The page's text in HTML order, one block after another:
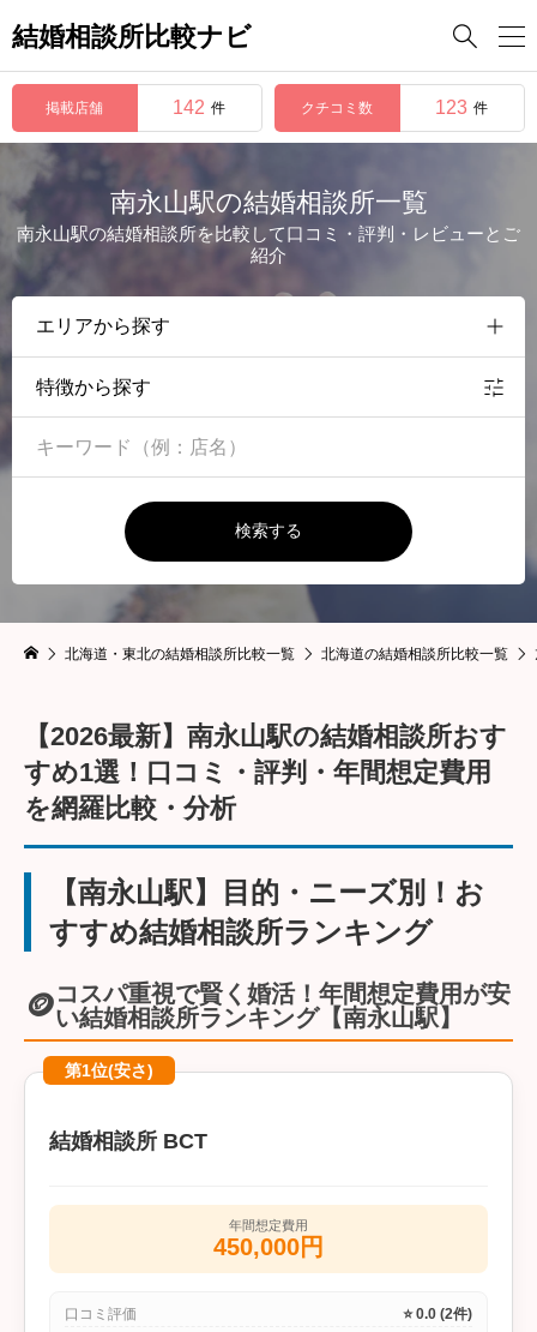
結婚相談所比較ナビ 
掲載店舗 142 件 クチコミ数 123 件
南永山駅の結婚相談所一覧
南永山駅の結婚相談所を比較して口コミ・評判・レビューとご
紹介
特徴から探す
検索する
北海道・東北の結婚相談所比較一覧 北海道の結婚相談所比較一覧
【2026最新】南永山駅の結婚相談所おす
すめ1選！口コミ・評判・年間想定費用
を網羅比較・分析
【南永山駅】目的・ニーズ別！お
すすめ結婚相談所ランキング
🪙コスパ重視で賢く婚活！年間想定費用が安
い結婚相談所ランキング【南永山駅】
第1位(安さ)
結婚相談所 BCT
年間想定費用
450,000円
口コミ評価
⭐ 0.0 (2件)